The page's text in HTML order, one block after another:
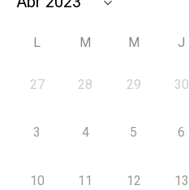
L M M J
27 28 29 30
3 4 5 6
10 11 12 13